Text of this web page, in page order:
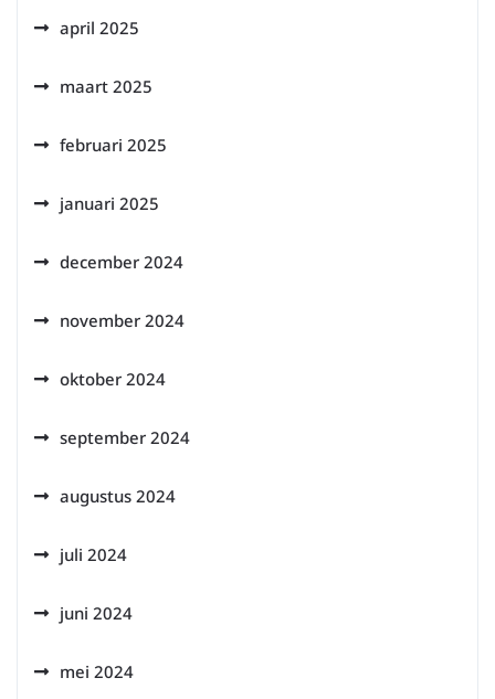
april 2025
maart 2025
februari 2025
januari 2025
december 2024
november 2024
oktober 2024
september 2024
augustus 2024
juli 2024
juni 2024
mei 2024